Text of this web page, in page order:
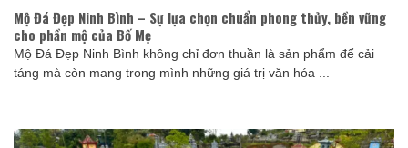
Mộ Đá Đẹp Ninh Bình – Sự lựa chọn chuẩn phong thủy, bền vững
cho phần mộ của Bố Mẹ
Mộ Đá Đẹp Ninh Bình không chỉ đơn thuần là sản phẩm để cải
táng mà còn mang trong mình những giá trị văn hóa ...